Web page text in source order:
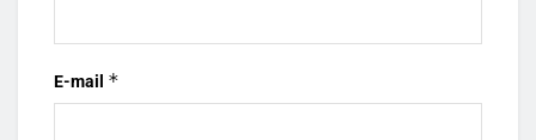
E-mail *